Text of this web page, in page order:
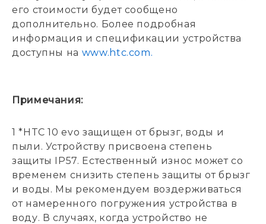
его стоимости будет сообщено
дополнительно. Более подробная
информация и спецификации устройства
доступны на www.htc.com.
Примечания:
1 *HTC 10 evo защищен от брызг, воды и
пыли. Устройству присвоена степень
защиты IP57. Естественный износ может со
временем снизить степень защиты от брызг
и воды. Мы рекомендуем воздерживаться
от намеренного погружения устройства в
воду. В случаях, когда устройство не